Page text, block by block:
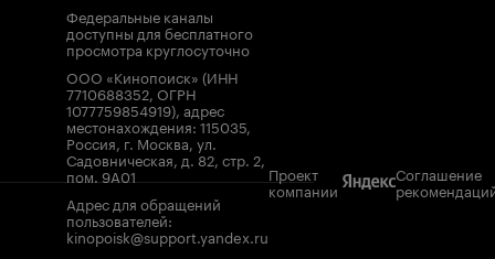
Федеральные каналы
доступны для бесплатного
просмотра круглосуточно
ООО «Кинопоиск» (ИНН
7710688352, ОГРН
1077759854919), адрес
местонахождения: 115035,
Россия, г. Москва, ул.
Садовническая, д. 82, стр. 2,
пом. 9А01
Адрес для обращений
пользователей:
kinopoisk@support.yandex.ru
Проект
компании
Соглашение